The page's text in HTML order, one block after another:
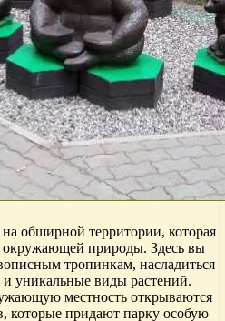
обширной территории, которая
окружающей природы. Здесь вы
тропинкам, насладиться
уникальные виды растений.
местность открываются
которые придают парку особую